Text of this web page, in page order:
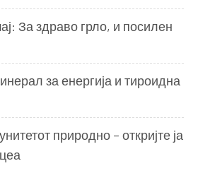
За здраво грло, и посилен
за енергија и тироидна
природно – откријте ја